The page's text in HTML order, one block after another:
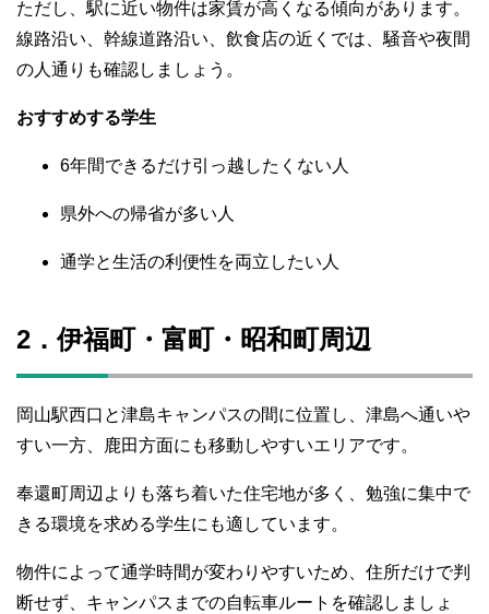
ただし、駅に近い物件は家賃が高くなる傾向があります。
線路沿い、幹線道路沿い、飲食店の近くでは、騒音や夜間
の人通りも確認しましょう。
おすすめする学生
6年間できるだけ引っ越したくない人
県外への帰省が多い人
通学と生活の利便性を両立したい人
2．伊福町・富町・昭和町周辺
岡山駅西口と津島キャンパスの間に位置し、津島へ通いや
すい一方、鹿田方面にも移動しやすいエリアです。
奉還町周辺よりも落ち着いた住宅地が多く、勉強に集中で
きる環境を求める学生にも適しています。
物件によって通学時間が変わりやすいため、住所だけで判
断せず、キャンパスまでの自転車ルートを確認しましょ